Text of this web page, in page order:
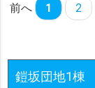
前へ 1 2
鎧坂団地1棟